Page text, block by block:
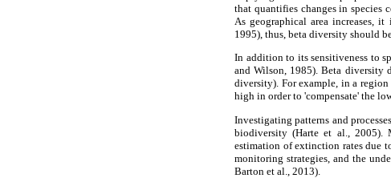
that quantifies changes in species
As geographical area increases,
1995), thus, beta diversity should
In addition to its sensitiveness to
and Wilson, 1985). Beta diversity
diversity). For example, in a
high in order to 'compensate' the
Investigating patterns and
biodiversity (Harte et al., 2005).
estimation of extinction rates due
monitoring strategies, and the
Barton et al., 2013).